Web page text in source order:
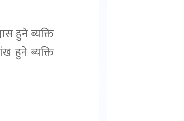
हुने ब्यक्ति
हुने ब्यक्ति